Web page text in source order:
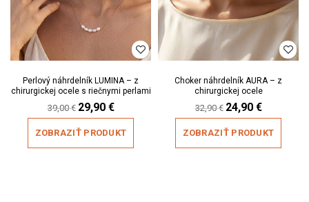
Perlový náhrdelník LUMINA – z
chirurgickej ocele s riečnymi perlami
39,00€ Original
price
was:
29,90 €Current
price
is:
ZOBRAZIŤ PRODUKT
Choker náhrdelník AURA – z
chirurgickej ocele
32,90€ Original
price
was:
24,90 €Current
price
is:
ZOBRAZIŤ PRODUKT